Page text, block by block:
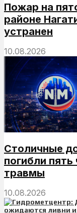
Пожар на
районе
устранен
10.08.2026
Столичные
погибли пять
травмы
10.08.2026